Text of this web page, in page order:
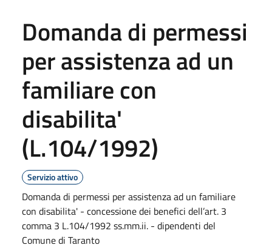
Domanda di permessi
per assistenza ad un
familiare con
disabilita'
(L.104/1992)
Servizio attivo
Domanda di permessi per assistenza ad un familiare
con disabilita' - concessione dei benefici dell’art. 3
comma 3 L.104/1992 ss.mm.ii. - dipendenti del
Comune di Taranto